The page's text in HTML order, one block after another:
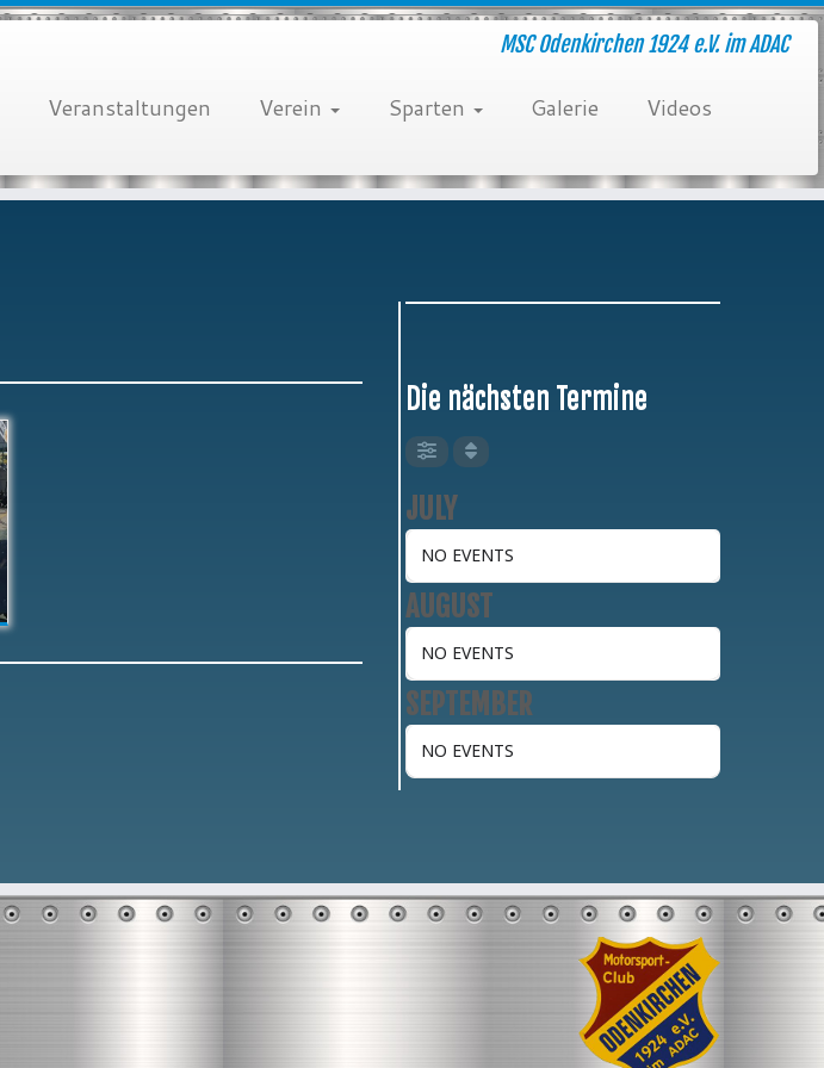
MSC Odenkirchen 1924 e.V. im ADAC
Veranstaltungen Verein Sparten Galerie
Videos
Die nächsten Termine
JULY
NO EVENTS
AUGUST
NO EVENTS
SEPTEMBER
NO EVENTS